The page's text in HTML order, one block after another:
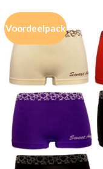
Voordeelpack